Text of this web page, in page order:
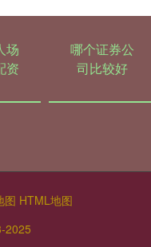
场
资
哪个证券公
司比较好
图 HTML地图
2025